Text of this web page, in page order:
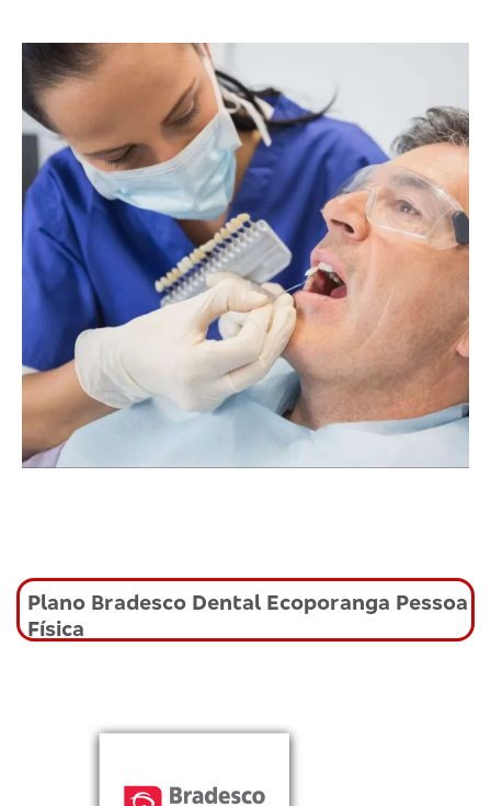
Plano Bradesco Dental Ecoporanga Pessoa
Física